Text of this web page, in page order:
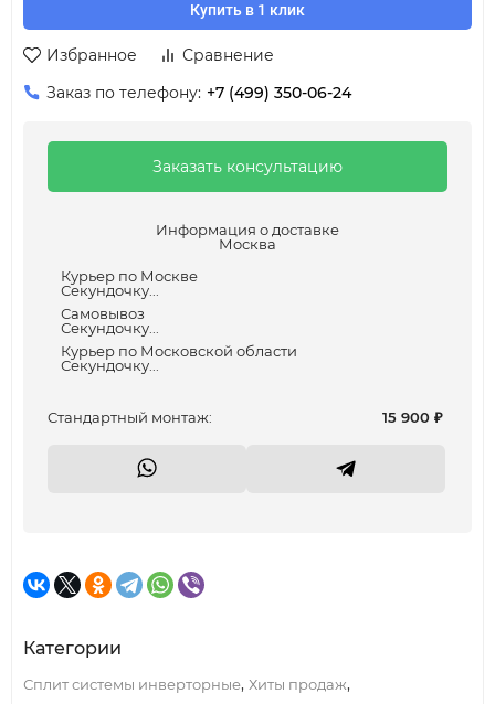
Купить в 1 клик
Избранное
Сравнение
Заказ по телефону: +7 (499) 350-06-24
Заказать консультацию
Информация о доставке
Москва
Курьер по Москве
Секундочку...
Самовывоз
Секундочку...
Курьер по Московской области
Секундочку...
Cтандартный монтаж: 15 900 ₽
Категории
Сплит системы инверторные, Хиты продаж,